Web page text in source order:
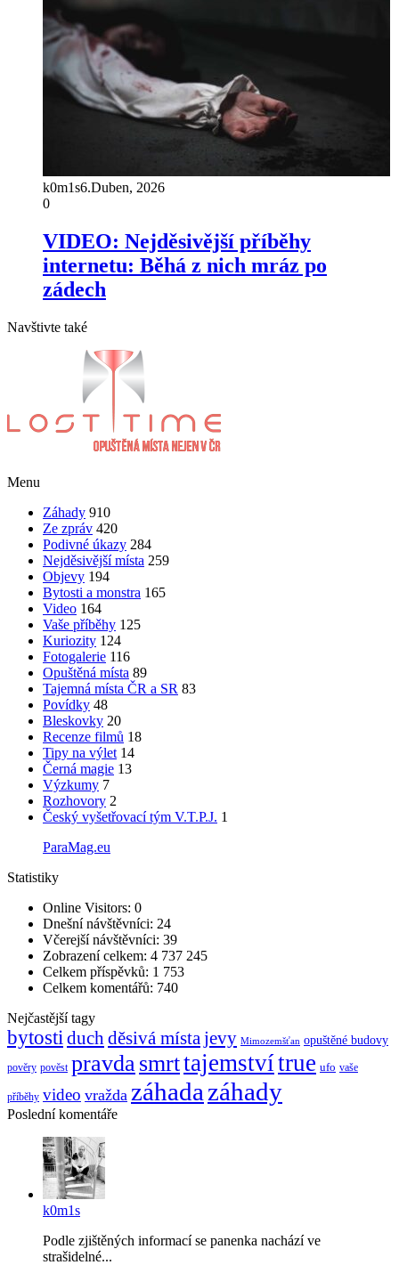
k0m1s6.Duben, 2026
0
VIDEO: Nejděsivější příběhy
internetu: Běhá z nich mráz po
zádech
Navštivte také
Menu
Záhady 910
Ze zpráv 420
Podivné úkazy 284
Nejděsivější místa 259
Objevy 194
Bytosti a monstra 165
Video 164
Vaše příběhy 125
Kuriozity 124
Fotogalerie 116
Opuštěná místa 89
Tajemná místa ČR a SR 83
Povídky 48
Bleskovky 20
Recenze filmů 18
Tipy na výlet 14
Černá magie 13
Výzkumy 7
Rozhovory 2
Český vyšetřovací tým V.T.P.J. 1
ParaMag.eu
Statistiky
Online Visitors: 0
Dnešní návštěvníci: 24
Včerejší návštěvníci: 39
Zobrazení celkem: 4 737 245
Celkem příspěvků: 1 753
Celkem komentářů: 740
Nejčastější tagy
bytosti duch děsivá místa jevy Mimozemšťan opuštěné budovy
pověry pověst pravda smrttajemstvítrue ufo vaše
příběhy video vražda záhada záhady
Poslední komentáře
k0m1s
Podle zjištěných informací se panenka nachází ve
strašidelné...